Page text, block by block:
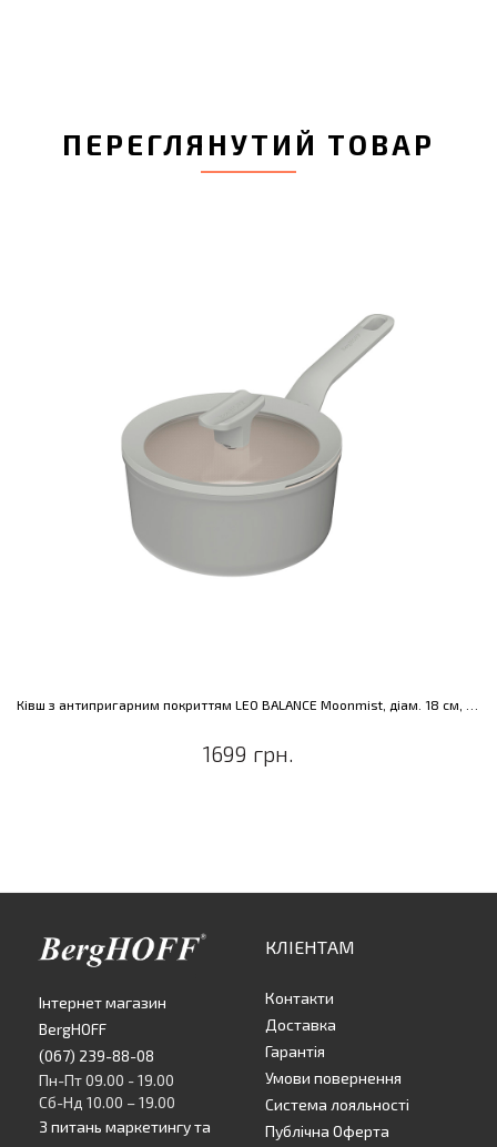
ПЕРЕГЛЯНУТИЙ ТОВАР
1699 грн.
Інтернет магазин
BergHOFF
(067) 239-88-08
Пн-Пт 09.00 - 19.00
Сб-Нд 10.00 – 19.00
З питань маркетингу та
КЛІЕНТАМ
Контакти
Доставка
Гарантія
Умови повернення
Система лояльності
Публічна Оферта